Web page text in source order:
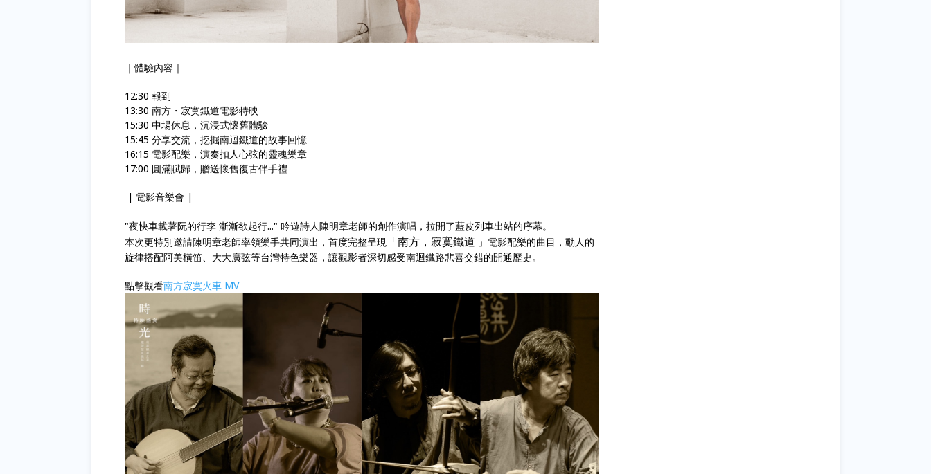
｜體驗內容｜
12:30 報到
13:30 南方・寂寞鐵道電影特映
15:30 中場休息，沉浸式懷舊體驗
15:45 分享交流，挖掘南迴鐵道的故事回憶
16:15 電影配樂，演奏扣人心弦的靈魂樂章
17:00 圓滿賦歸，贈送懷舊復古伴手禮
| 電影音樂會 |
"夜快車載著阮的行李 漸漸欲起行..." 吟遊詩人陳明章老師的創作演唱，拉開了藍皮列車出站的序幕。
本次更特別邀請陳明章老師率領樂手共同演出，首度完整呈現 「南方，寂寞鐵道 」電影配樂的曲目，動人的
旋律搭配阿美橫笛、大大廣弦等台灣特色樂器，讓觀影者深切感受南迴鐵路悲喜交錯的開通歷史。
點擊觀看南方寂寞火車 MV